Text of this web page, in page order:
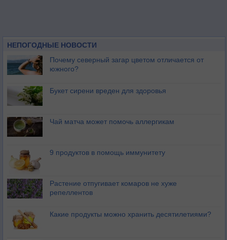
НЕПОГОДНЫЕ НОВОСТИ
Почему северный загар цветом отличается от
южного?
Букет сирени вреден для здоровья
Чай матча может помочь аллергикам
9 продуктов в помощь иммунитету
Растение отпугивает комаров не хуже
репеллентов
Какие продукты можно хранить десятилетиями?